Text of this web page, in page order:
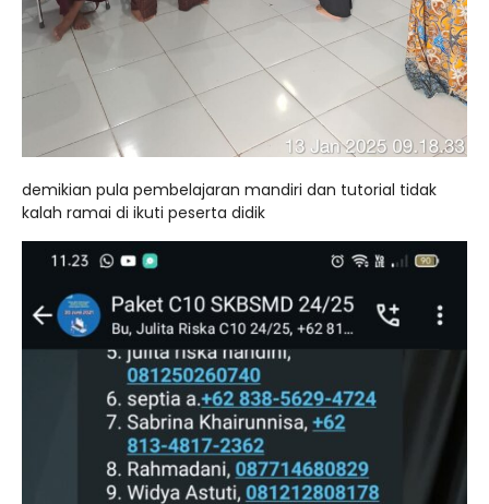
demikian pula pembelajaran mandiri dan tutorial tidak
kalah ramai di ikuti peserta didik